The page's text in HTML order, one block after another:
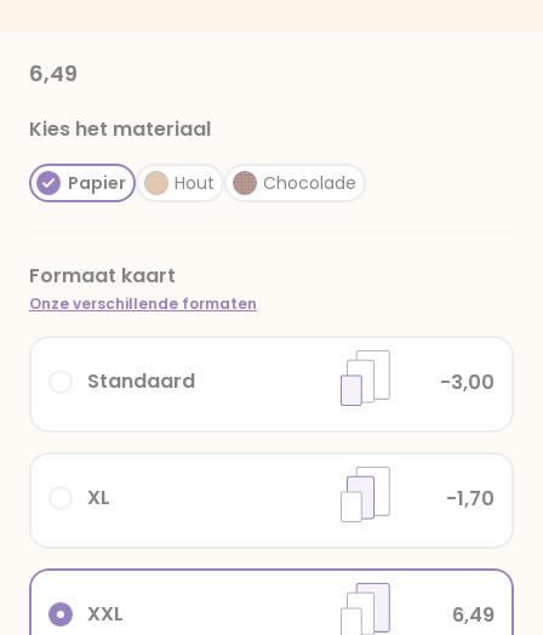
6,49
Kies het materiaal
Papier Hout Chocolade
Formaat kaart
Onze verschillende formaten
XXL 6,49
XL -1,70
Standaard -3,00